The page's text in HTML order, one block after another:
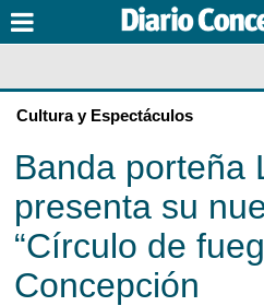
Cultura y Espectáculos
Banda porteña
presenta su
“Círculo de
Concepción